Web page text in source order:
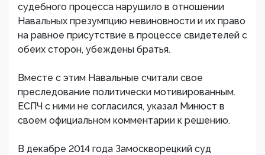
судебного процесса нарушило в отношении
Навальных презумпцию невиновности и их право
на равное присутствие в процессе свидетелей с
обеих сторон, убеждены братья.
Вместе с этим Навальные считали свое
преследование политически мотивированным.
ЕСПЧ с ними не согласился, указал Минюст в
своем официальном комментарии к решению.
В декабре 2014 года Замоскворецкий суд